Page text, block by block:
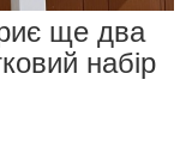
ще два
набір